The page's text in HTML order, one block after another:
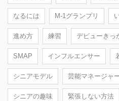
なるには M-1グランプリ
進め方 練習 デビューきっ
SMAP インフルエンサー
シニアモデル 芸能マネージャ
シニアの趣味 緊張しない方法